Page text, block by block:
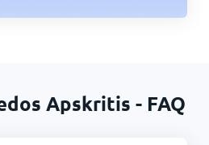
Apskritis - FAQ